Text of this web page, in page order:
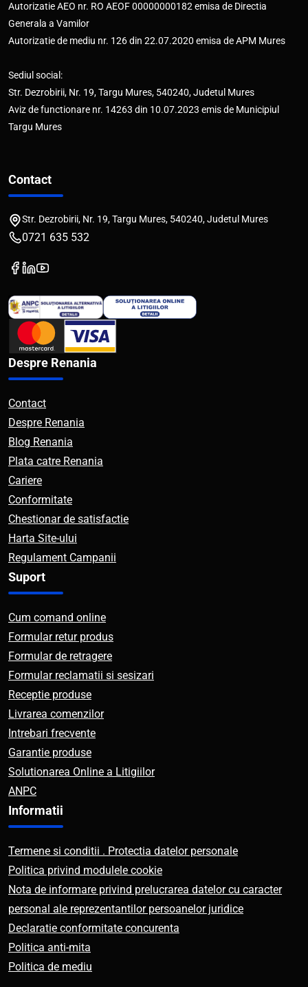
Autorizatie AEO nr. RO AEOF 00000000182 emisa de Directia
Generala a Vamilor
Autorizatie de mediu nr. 126 din 22.07.2020 emisa de APM Mures
Sediul social:
Str. Dezrobirii, Nr. 19, Targu Mures, 540240, Judetul Mures
Aviz de functionare nr. 14263 din 10.07.2023 emis de Municipiul
Targu Mures
Contact
Str. Dezrobirii, Nr. 19, Targu Mures, 540240, Judetul Mures
0721 635 532
Despre Renania
Contact
Despre Renania
Blog Renania
Plata catre Renania
Cariere
Conformitate
Chestionar de satisfactie
Harta Site-ului
Regulament Campanii
Suport
Cum comand online
Formular retur produs
Formular de retragere
Formular reclamatii si sesizari
Receptie produse
Livrarea comenzilor
Intrebari frecvente
Garantie produse
Solutionarea Online a Litigiilor
ANPC
Informatii
Termene si conditii . Protectia datelor personale
Politica privind modulele cookie
Nota de informare privind prelucrarea datelor cu caracter
personal ale reprezentantilor persoanelor juridice
Declaratie conformitate concurenta
Politica anti-mita
Politica de mediu